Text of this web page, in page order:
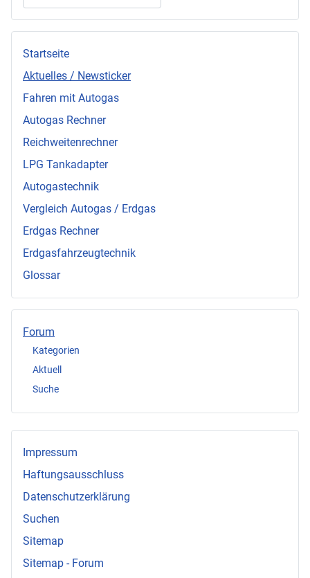
Startseite
Aktuelles / Newsticker
Fahren mit Autogas
Autogas Rechner
Reichweitenrechner
LPG Tankadapter
Autogastechnik
Vergleich Autogas / Erdgas
Erdgas Rechner
Erdgasfahrzeugtechnik
Glossar
Forum
Kategorien
Aktuell
Suche
Impressum
Haftungsausschluss
Datenschutzerklärung
Suchen
Sitemap
Sitemap - Forum